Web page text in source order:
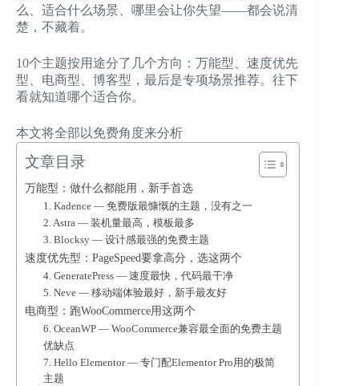
么、适合什么场景、哪里会让你失望——都会说清
楚，不藏着。
10个主题按用途分了几个方向：万能型、速度优先
型、电商型、博客型，最后是专项场景推荐。往下
看就知道哪个适合你。
本文将全部以免费角度来分析
文章目录
万能型：做什么都能用，新手首选
1. Kadence — 免费版最慷慨的主题，没有之一
2. Astra — 装机量最高，模板最多
3. Blocksy — 设计感最强的免费主题
速度优先型：PageSpeed要拿高分，选这两个
4. GeneratePress — 速度最快，代码最干净
5. Neve — 移动端体验最好，新手最友好
电商型：跑WooCommerce用这两个
6. OceanWP — WooCommerce兼容最全面的免费主题
优缺点
7. Hello Elementor — 专门配Elementor Pro用的极简
主题